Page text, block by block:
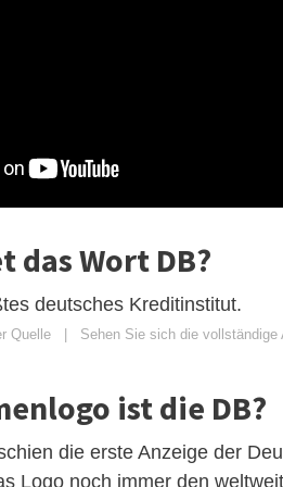
das Wort DB?
deutsches Kreditinstitut.
Quelle | Sehen Sie sich die
ist die DB?
die erste Anzeige der
Logo noch immer den